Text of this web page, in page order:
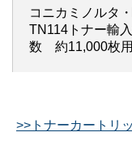
コニカミノルタ
TN114トナー輸
数 約11,000枚用
>>トナーカートリ